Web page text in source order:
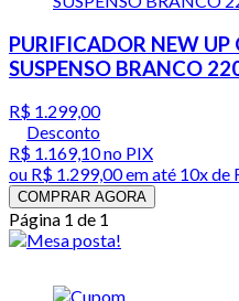
PURIFICADOR NEW UP
SUSPENSO BRANCO
R$ 1.299,00
Desconto
R$ 1.169,10no PIX
ou R$ 1.299,00em até 10x de
COMPRAR AGORA
Página 1 de 1